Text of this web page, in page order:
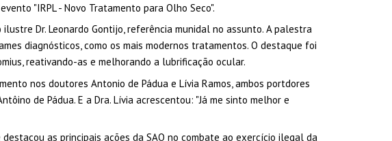
"IRPL - Novo Tratamento para Olho Seco".
Dr. Leonardo Gontijo, referência munidal no assunto. A palestra
diagnósticos, como os mais modernos tratamentos. O destaque foi
reativando-as e melhorando a lubrificação ocular.
nos doutores Antonio de Pádua e Lívia Ramos, ambos portdores
de Pádua. E a Dra. Lívia acrescentou: "Já me sinto melhor e
as principais ações da SAO no combate ao exercício ilegal da